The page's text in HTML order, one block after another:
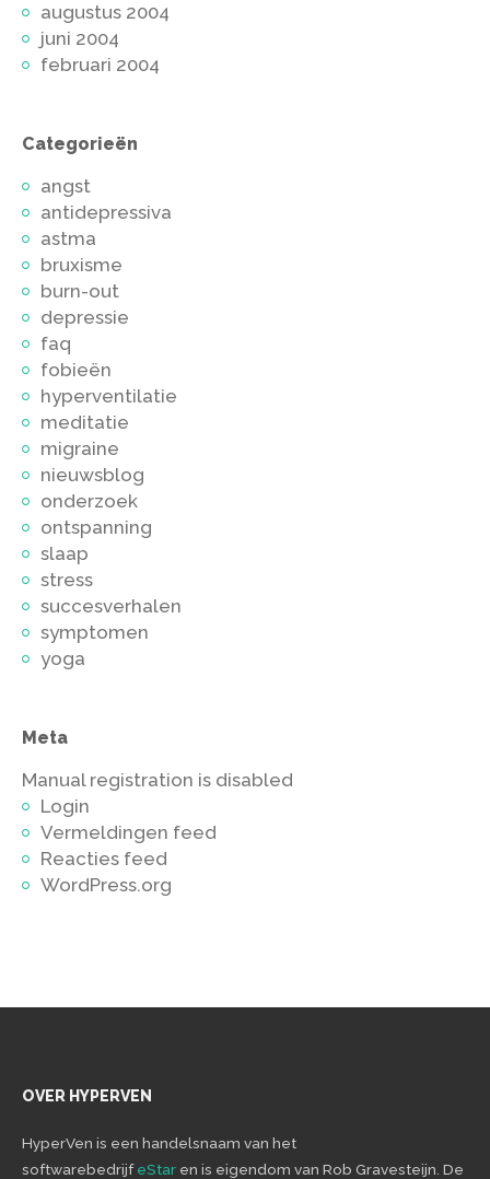
augustus 2004
juni 2004
februari 2004
Categorieën
angst
antidepressiva
astma
bruxisme
burn-out
depressie
faq
fobieën
hyperventilatie
meditatie
migraine
nieuwsblog
onderzoek
ontspanning
slaap
stress
succesverhalen
symptomen
yoga
Meta
Manual registration is disabled
Login
Vermeldingen feed
Reacties feed
WordPress.org
OVER HYPERVEN
HyperVen is een handelsnaam van het
softwarebedrijfeStar en is eigendom van Rob Gravesteijn. De